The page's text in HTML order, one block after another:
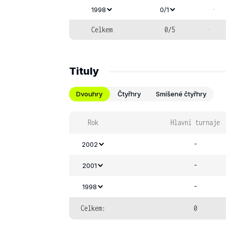
1998 0/1 -
Celkem 0/5 -
Tituly
Dvouhry Čtyřhry Smíšené čtyřhry
Rok Hlavní turnaje
2002 -
2001 -
1998 -
Celkem: 0